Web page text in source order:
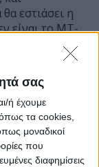
σας
ή έχουμε
τα cookies,
μοναδικοί
που
διαφημίσεις
εστιάσει η
είναι το MT-
Yamaha κάνει
για τα μεγάλα
να δούμε
του βίντεο, ο
αν
τρικύλινδρου